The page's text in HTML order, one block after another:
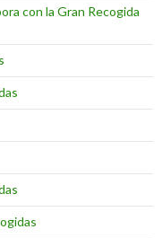
con la Gran Recogida